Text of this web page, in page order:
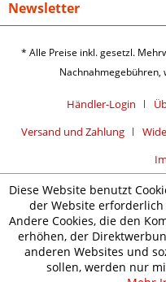
Newsletter
* Alle Preise inkl. gesetzl.
Nachnahmegebühren,
Händler-Login
Versand und Zahlung
Diese Website benutzt
der Website
Andere Cookies, die den
erhöhen, der
anderen Websites und
sollen, werden nur